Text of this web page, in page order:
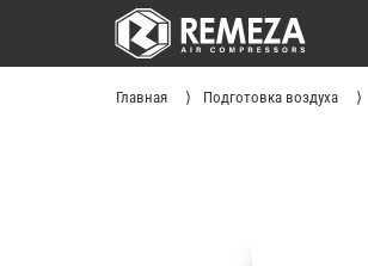
Главная Подготовка воздуха